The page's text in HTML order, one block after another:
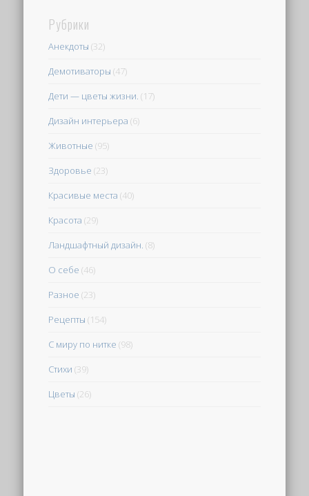
Рубрики
Анекдоты (32)
Демотиваторы (47)
Дети — цветы жизни. (17)
Дизайн интерьера (6)
Животные (95)
Здоровье (23)
Красивые места (40)
Красота (29)
Ландшафтный дизайн. (8)
О себе (46)
Разное (23)
Рецепты (154)
С миру по нитке (98)
Стихи (39)
Цветы (26)